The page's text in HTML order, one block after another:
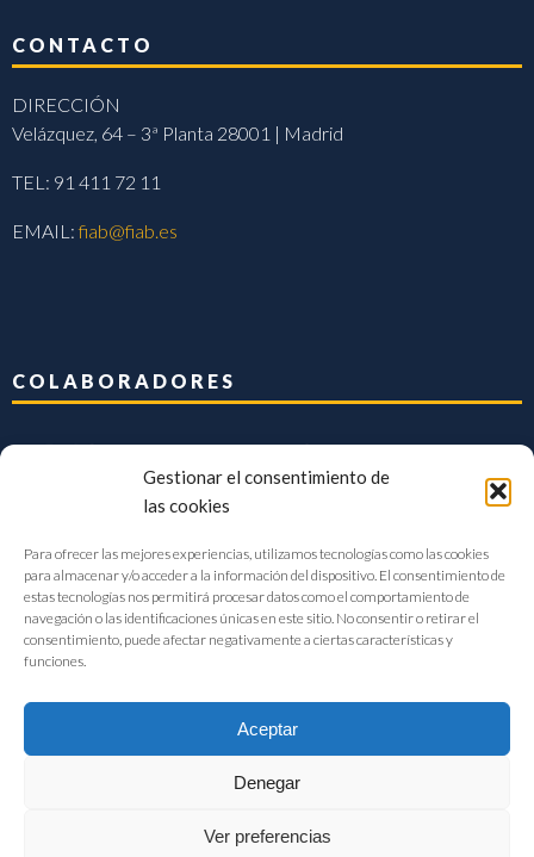
Gestionar el consentimiento de
las cookies
Para ofrecer las mejores experiencias, utilizamos tecnologías como las cookies
para almacenar y/o acceder a la información del dispositivo. El consentimiento de
estas tecnologías nos permitirá procesar datos como el comportamiento de
navegación o las identificaciones únicas en este sitio. No consentir o retirar el
consentimiento, puede afectar negativamente a ciertas características y
funciones.
Aceptar
Denegar
Ver preferencias
CONTACTO
DIRECCIÓN
Velázquez, 64 – 3ª Planta 28001 | Madrid
TEL: 91 411 72 11
EMAIL:fiab@fiab.es
COLABORADORES
FIAB Federación Española de Industrias de la Alimentación y Bebidas